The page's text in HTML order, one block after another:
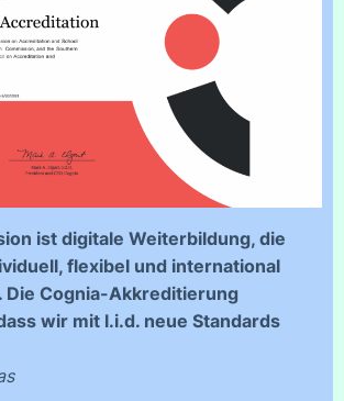
ist digitale Weiterbildung, die
flexibel und international
Die Cognia-Akkreditierung
wir mit l.i.d. neue Standards